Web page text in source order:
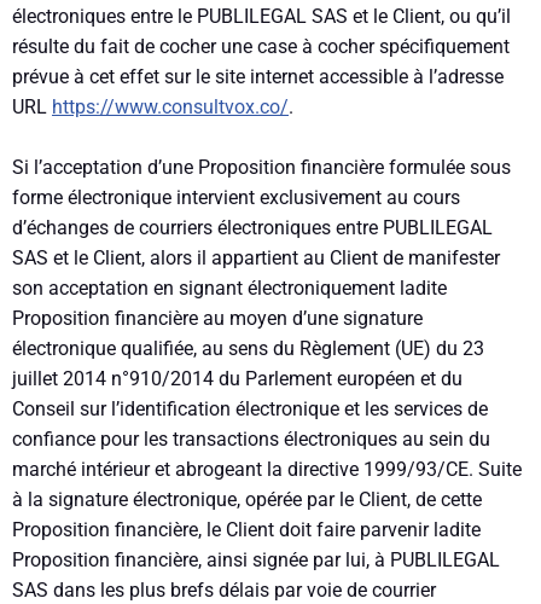
électroniques entre le PUBLILEGAL SAS et le Client, ou qu’il
résulte du fait de cocher une case à cocher spécifiquement
prévue à cet effet sur le site internet accessible à l’adresse
URL https://www.consultvox.co/.
Si l’acceptation d’une Proposition financière formulée sous
forme électronique intervient exclusivement au cours
d’échanges de courriers électroniques entre PUBLILEGAL
SAS et le Client, alors il appartient au Client de manifester
son acceptation en signant électroniquement ladite
Proposition financière au moyen d’une signature
électronique qualifiée, au sens du Règlement (UE) du 23
juillet 2014 n°910/2014 du Parlement européen et du
Conseil sur l’identification électronique et les services de
confiance pour les transactions électroniques au sein du
marché intérieur et abrogeant la directive 1999/93/CE. Suite
à la signature électronique, opérée par le Client, de cette
Proposition financière, le Client doit faire parvenir ladite
Proposition financière, ainsi signée par lui, à PUBLILEGAL
SAS dans les plus brefs délais par voie de courrier